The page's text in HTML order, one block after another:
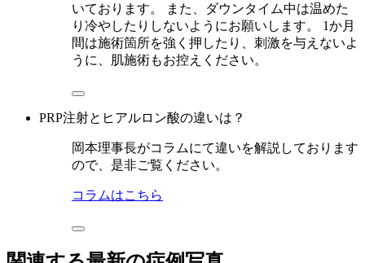
いております。 また、ダウンタイム中は温めた
り冷やしたりしないようにお願いします。 1か月
間は施術箇所を強く押したり、刺激を与えないよ
うに、肌施術もお控えください。
PRP注射とヒアルロン酸の違いは？
岡本理事長がコラムにて違いを解説しております
ので、是非ご覧ください。
コラムはこちら